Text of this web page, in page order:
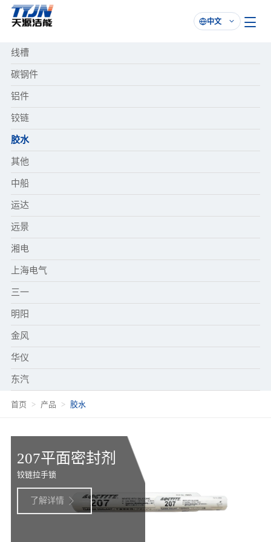

中文
线槽
碳钢件
铝件
铰链
胶水
其他
中船
运达
远景
湘电
上海电气
三一
明阳
金风
华仪
东汽
首页 产品 胶水
207平面密封剂
铰链拉手锁
了解详情 